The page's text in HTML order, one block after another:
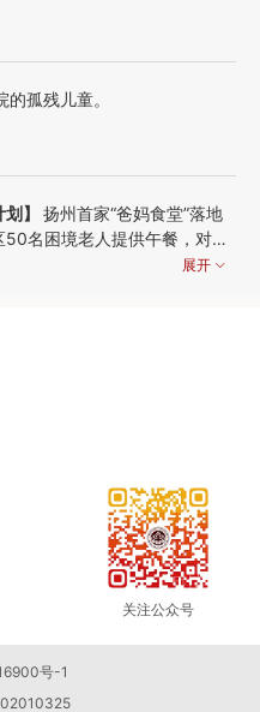
长；礼请徐永斌先生、传智
基金会顾问，张一军先生为
孤残儿童。
】 扬州首家“爸妈食堂”落地
名困境老人提供午餐，对于
门送餐，以此改善老人生活质
展开
期间每天一顿的营养爱心
强身体素质，促进健康成
新冠疫情，我会联合苏州弘化
会、常州天宁禅寺慈善基金
锡灵山慈善基金会、扬州恒
展开
关注公众号
号-1